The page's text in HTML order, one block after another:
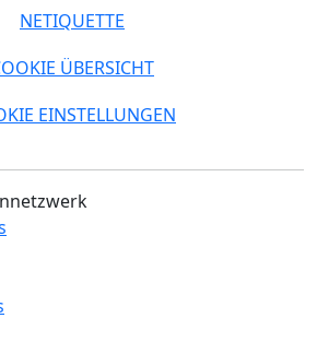
NETIQUETTE
ÜBERSICHT
EINSTELLUNGEN